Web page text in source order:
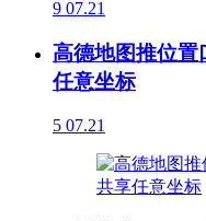
9 07.21
高德地图推位置
任意坐标
5 07.21